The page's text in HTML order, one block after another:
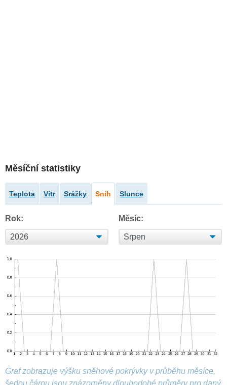
Měsíční statistiky
Teplota Vítr Srážky Sníh Slunce
Rok: Měsíc:
Graf zobrazuje výšku sněhové pokrývky v průběhu měsíce,